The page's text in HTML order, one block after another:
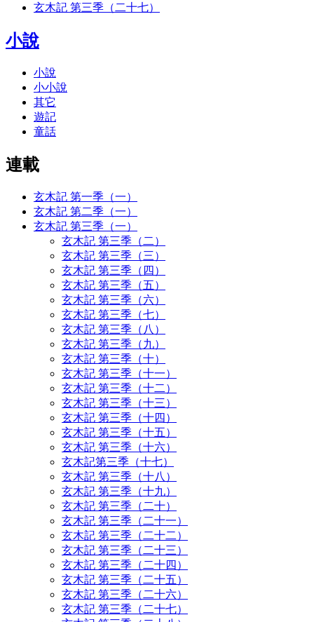
玄木記 第三季（二十七）
小說
小說
小小說
其它
遊記
童話
連載
玄木記 第一季（一）
玄木記 第二季（一）
玄木記 第三季（一）
玄木記 第三季（二）
玄木記 第三季（三）
玄木記 第三季（四）
玄木記 第三季（五）
玄木記 第三季（六）
玄木記 第三季（七）
玄木記 第三季（八）
玄木記 第三季（九）
玄木記 第三季（十）
玄木記 第三季（十一）
玄木記 第三季（十二）
玄木記 第三季（十三）
玄木記 第三季（十四）
玄木記 第三季（十五）
玄木記 第三季（十六）
玄木記第三季（十七）
玄木記 第三季（十八）
玄木記 第三季（十九）
玄木記 第三季（二十）
玄木記 第三季（二十一）
玄木記 第三季（二十二）
玄木記 第三季（二十三）
玄木記 第三季（二十四）
玄木記 第三季（二十五）
玄木記 第三季（二十六）
玄木記 第三季（二十七）